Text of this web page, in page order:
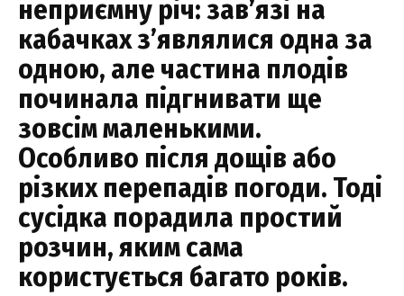
неприємну річ: зав’язі на
кабачках з’являлися одна за
одною, але частина плодів
починала підгнивати ще
зовсім маленькими.
Особливо після дощів або
різких перепадів погоди. Тоді
сусідка порадила простий
розчин, яким сама
користується багато років.